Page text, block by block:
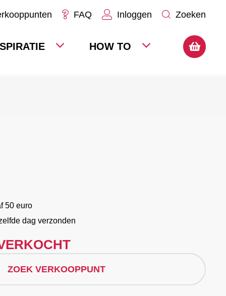
FAQ Inloggen Zoeken
HOW TO
50 euro
dag verzonden
ZOEK VERKOOPPUNT